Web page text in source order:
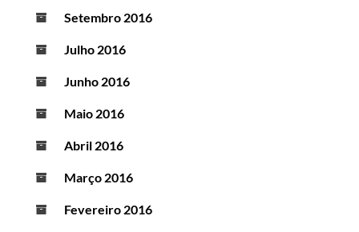
Setembro 2016
Julho 2016
Junho 2016
Maio 2016
Abril 2016
Março 2016
Fevereiro 2016